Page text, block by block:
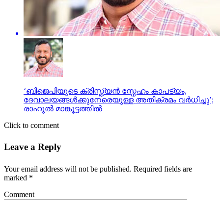
‘ബിജെപിയുടെ ക്രിസ്ത്യൻ സ്നേഹം കാപട്യം,
ദേവാലയങ്ങൾക്കുനേരെയുള്ള അതിക്രമം വർധിച്ചു’;
രാഹുൽ മാങ്കൂട്ടത്തിൽ
Click to comment
Leave a Reply
Your email address will not be published. Required fields are
marked *
Comment